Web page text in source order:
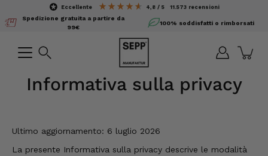
contenuto
Spedizione gratuita a partire da
99€
eccellente 4,8 / 5 11.573 recensioni
100% soddisfatti o rimborsati
Informativa sulla privacy
Ultimo aggiornamento: 6 luglio 2026
La presente Informativa sulla privacy descrive le modalità